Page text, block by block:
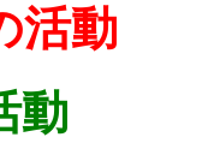
活動
動